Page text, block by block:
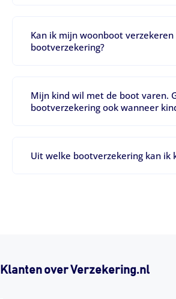
Kan ik mijn woonboot
bootverzekering?
Mijn kind wil met de boot varen.
bootverzekering ook wanneer
Uit welke bootverzekering kan ik
Klanten over Verzekering.nl